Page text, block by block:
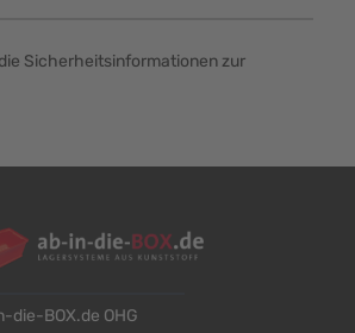
Sicherheitsinformationen zur
die-BOX.de OHG